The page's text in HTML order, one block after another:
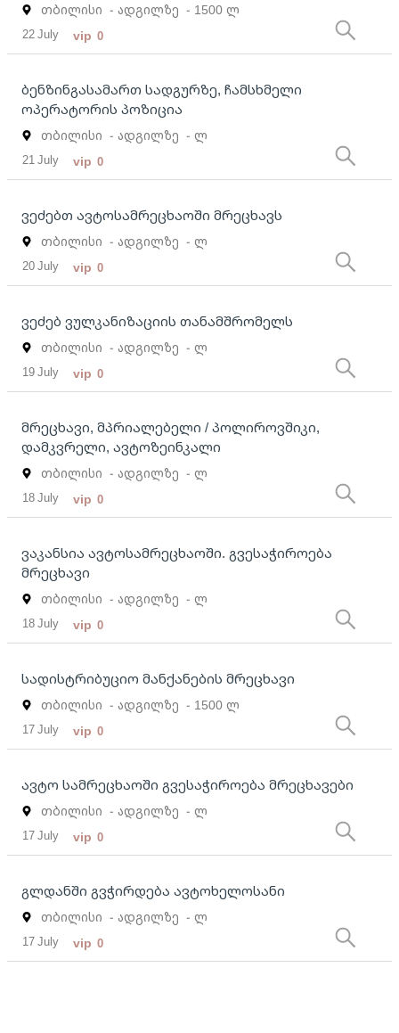
თბილისი - ადგილზე - 1500 ლ
22 July vip 0
ბენზინგასამართ სადგურზე, ჩამსხმელი
ოპერატორის პოზიცია
თბილისი - ადგილზე - ლ
21 July vip 0
ვეძებთ ავტოსამრეცხაოში მრეცხავს
თბილისი - ადგილზე - ლ
20 July vip 0
ვეძებ ვულკანიზაციის თანამშრომელს
თბილისი - ადგილზე - ლ
19 July vip 0
მრეცხავი, მპრიალებელი / პოლიროვშიკი,
დამკვრელი, ავტოზეინკალი
თბილისი - ადგილზე - ლ
18 July vip 0
ვაკანსია ავტოსამრეცხაოში. გვესაჭიროება
მრეცხავი
თბილისი - ადგილზე - ლ
18 July vip 0
სადისტრიბუციო მანქანების მრეცხავი
თბილისი - ადგილზე - 1500 ლ
17 July vip 0
ავტო სამრეცხაოში გვესაჭიროება მრეცხავები
თბილისი - ადგილზე - ლ
17 July vip 0
გლდანში გვჭირდება ავტოხელოსანი
თბილისი - ადგილზე - ლ
17 July vip 0